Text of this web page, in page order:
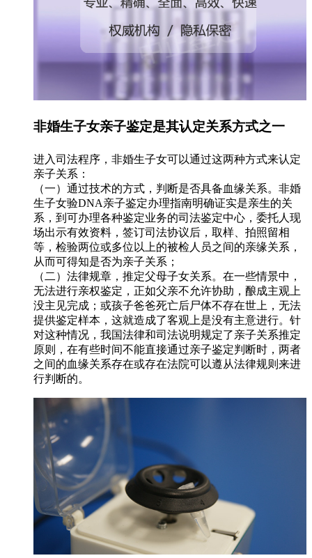
非婚生子女亲子鉴定是其认定关系方式之一
进入司法程序，非婚生子女可以通过这两种方式来认定
亲子关系：
（一）通过技术的方式，判断是否具备血缘关系。非婚
生子女验DNA亲子鉴定办理指南明确证实是亲生的关
系，到可办理各种鉴定业务的司法鉴定中心，委托人现
场出示有效资料，签订司法协议后，取样、拍照留相
等，检验两位或多位以上的被检人员之间的亲缘关系，
从而可得知是否为亲子关系；
（二）法律规章，推定父母子女关系。在一些情景中，
无法进行亲权鉴定，正如父亲不允许协助，酿成主观上
没主见完成；或孩子爸爸死亡后尸体不存在世上，无法
提供鉴定样本，这就造成了客观上是没有主意进行。针
对这种情况，我国法律和司法说明规定了亲子关系推定
原则，在有些时间不能直接通过亲子鉴定判断时，两者
之间的血缘关系存在或存在法院可以遵从法律规则来进
行判断的。